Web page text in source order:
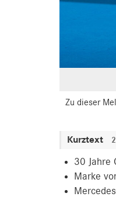
Zu dieser
Kurztext
30 Jahre
Marke